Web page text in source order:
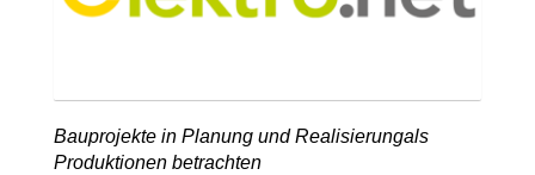
Bauprojekte in Planung und Realisierungals
Produktionen betrachten